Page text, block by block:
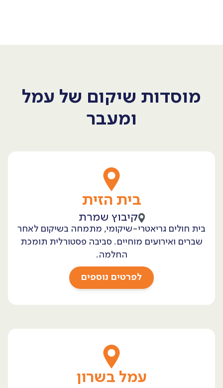
מוסדות שיקום של עמל
ומעבר
בית הזית
קיבוץ שמרת
בית חולים גריאטרי-שיקומי, מתמחה בשיקום לאחר
שברים ואירועים מוחיים. סביבה פסטורלית תומכת
החלמה.
לפרטים נוספים
עמל בשרון